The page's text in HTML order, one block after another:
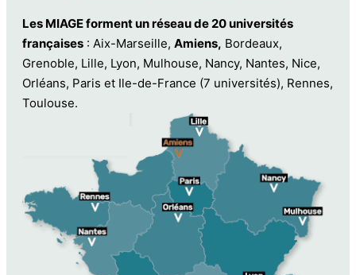
Les MIAGE forment un réseau de 20 universités
françaises : Aix-Marseille, Amiens, Bordeaux,
Grenoble, Lille, Lyon, Mulhouse, Nancy, Nantes, Nice,
Orléans, Paris et Ile-de-France (7 universités), Rennes,
Toulouse.